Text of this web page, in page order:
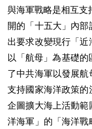
與海軍戰略是相互支
開的「十五大」內
出要求改變現行「
以「航母」為基礎
了中共海軍以發展
支持國家海洋政策
企圖擴大海上活動範
洋海軍」的「海洋